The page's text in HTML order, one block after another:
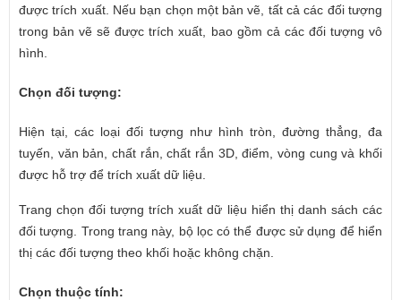
được trích xuất. Nếu bạn chọn một bản vẽ, tất cả các đối tượng
trong bản vẽ sẽ được trích xuất, bao gồm cả các đối tượng vô
hình.
Chọn đối tượng:
Hiện tại, các loại đối tượng như hình tròn, đường thẳng, đa
tuyến, văn bản, chất rắn, chất rắn 3D, điểm, vòng cung và khối
được hỗ trợ để trích xuất dữ liệu.
Trang chọn đối tượng trích xuất dữ liệu hiển thị danh sách các
đối tượng. Trong trang này, bộ lọc có thể được sử dụng để hiển
thị các đối tượng theo khối hoặc không chặn.
Chọn thuộc tính: